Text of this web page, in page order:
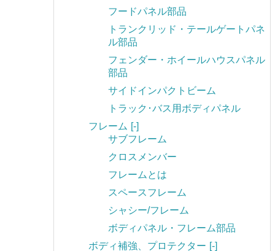
フードパネル部品
トランクリッド・テールゲートパネ
ル部品
フェンダー・ホイールハウスパネル
部品
サイドインパクトビーム
トラック･バス用ボディパネル
フレーム [-]
サブフレーム
クロスメンバー
フレームとは
スペースフレーム
シャシー/フレーム
ボディパネル・フレーム部品
ボディ補強、プロテクター [-]